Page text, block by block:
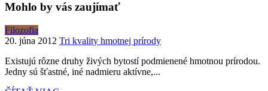
Mohlo by vás zaujímať
Filozofia
20. júna 2012 Tri kvality hmotnej prírody
Existujú rôzne druhy živých bytostí podmienené hmotnou prírodou.
Jedny sú šťastné, iné nadmieru aktívne,...